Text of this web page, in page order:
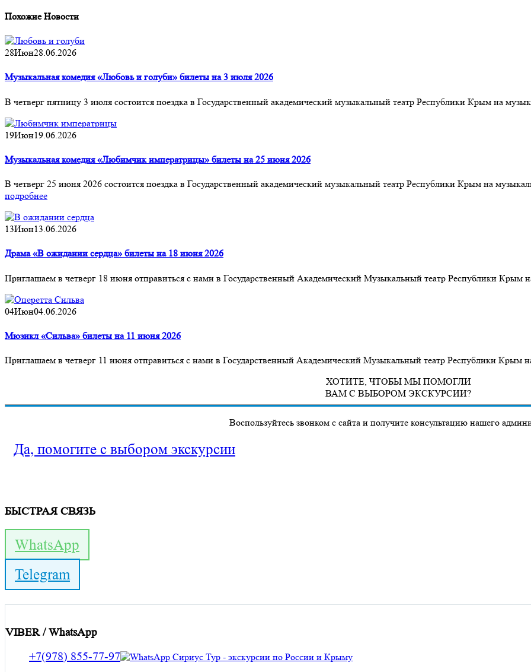
ПохожиеНовости
28Июн28.06.2026
Музыкальная комедия «Любовь и голуби» билеты на 3 июля 2026
В четверг пятницу 3 июля состоится поездка в Государственный академический музыкальный театр Республики Крым на
19Июн19.06.2026
Музыкальная комедия «Любимчик императрицы» билеты на 25 июня 2026
В четверг 25 июня 2026 состоится поездка в Государственный академический музыкальный театр Республики Крым на
подробнее
13Июн13.06.2026
Драма «В ожидании сердца» билеты на 18 июня 2026
Приглашаем в четверг 18 июня отправиться с нами в Государственный Академический Музыкальный театр Республики Крым
04Июн04.06.2026
Мюзикл «Сильва» билеты на 11 июня 2026
Приглашаем в четверг 11 июня отправиться с нами в Государственный Академический Музыкальный театр Республики Крым
ХОТИТЕ, ЧТОБЫ МЫ ПОМОГЛИ
ВАМ С ВЫБОРОМ ЭКСКУРСИИ?
Воспользуйтесь звонком с сайта и получите консультацию нашего
Да, помогите с выбором экскурсии
БЫСТРАЯ СВЯЗЬ
WhatsApp
Telegram
VIBER / WhatsApp
+7(978) 855-77-97